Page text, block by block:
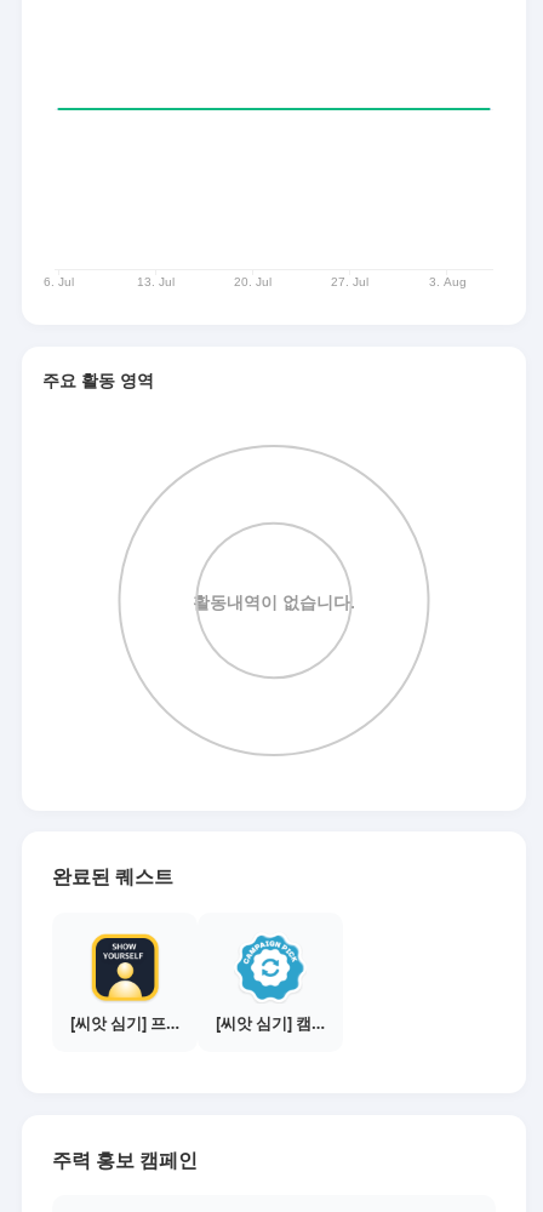
주요 활동 영역
완료된 퀘스트
[씨앗 심기] 프로필 사진 등록하기 [씨앗 심기] 캠페인 선택하기 - PICK 1개
주력 홍보 캠페인